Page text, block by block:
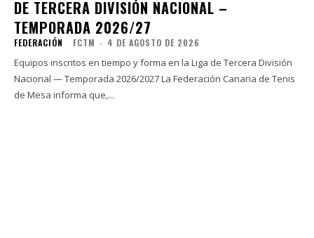
DE TERCERA DIVISIÓN NACIONAL –
TEMPORADA 2026/27
FEDERACIÓN FCTM - 4 DE AGOSTO DE 2026
Equipos inscritos en tiempo y forma en la Liga de Tercera División
Nacional — Temporada 2026/2027 La Federación Canaria de Tenis
de Mesa informa que,...